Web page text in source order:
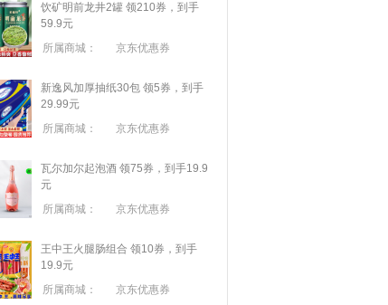
饮矿明前龙井2罐 领210券，到手
59.9元
所属商城：
京东优惠券
新逸风加厚抽纸30包 领5券，到手
29.99元
所属商城：
京东优惠券
瓦尔加尔起泡酒 领75券，到手19.9
元
所属商城：
京东优惠券
王中王火腿肠组合 领10券，到手
19.9元
所属商城：
京东优惠券